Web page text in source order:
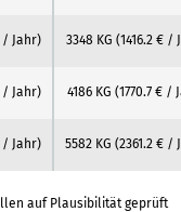
/ Jahr) 3348 KG (1416.2 € /
/ Jahr) 4186 KG (1770.7 € /
/ Jahr) 5582 KG (2361.2 € /
auf Plausibilität geprüft